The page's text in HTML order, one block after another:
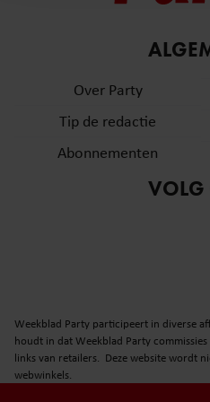
informatie over uw gebruik
partners voor social media,
informatie die u aan ze heeft
gaat akkoord met onze
gebruiken.
Over Party
Tip de redactie
Abonnementen
VOLG
Weekblad Party participeert in diverse
houdt in dat Weekblad Party
links van retailers. Deze website wordt
webwinkels.